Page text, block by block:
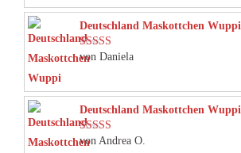
Deutschland Maskottchen Wuppi
Bewertet mit
von Daniela
Deutschland Maskottchen Wuppi
Bewertet mit
von Andrea O.